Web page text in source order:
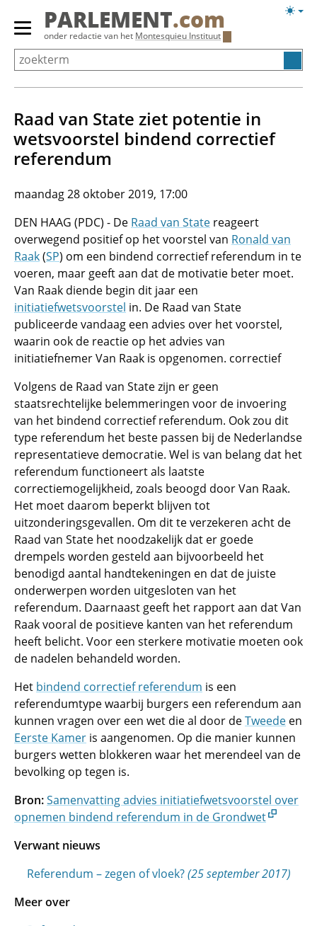
Overslaan
Primair
menu
tonen/verbergen
PARLEMENT.com
onder redactie van het Montesquieu Instituut
Raad van State ziet potentie in
wetsvoorstel bindend correctief
referendum
maandag 28 oktober 2019, 17:00
DEN HAAG (PDC) - De Raad van State reageert
overwegend positief op het voorstel van Ronald van
Raak(SP) om een bindend correctief referendum in te
voeren, maar geeft aan dat de motivatie beter moet.
Van Raak diende begin dit jaar een
initiatiefwetsvoorstel in. De Raad van State
publiceerde vandaag een advies over het voorstel,
waarin ook de reactie op het advies van
initiatiefnemer Van Raak is opgenomen. correctief
Volgens de Raad van State zijn er geen
staatsrechtelijke belemmeringen voor de invoering
van het bindend correctief referendum. Ook zou dit
type referendum het beste passen bij de Nederlandse
representatieve democratie. Wel is van belang dat het
referendum functioneert als laatste
correctiemogelijkheid, zoals beoogd door Van Raak.
Het moet daarom beperkt blijven tot
uitzonderingsgevallen. Om dit te verzekeren acht de
Raad van State het noodzakelijk dat er goede
drempels worden gesteld aan bijvoorbeeld het
benodigd aantal handtekeningen en dat de juiste
onderwerpen worden uitgesloten van het
referendum. Daarnaast geeft het rapport aan dat Van
Raak vooral de positieve kanten van het referendum
heeft belicht. Voor een sterkere motivatie moeten ook
de nadelen behandeld worden.
Het bindend correctief referendum is een
referendumtype waarbij burgers een referendum aan
kunnen vragen over een wet die al door deTweede en
Eerste Kamer is aangenomen. Op die manier kunnen
burgers wetten blokkeren waar het merendeel van de
bevolking op tegen is.
Bron:Samenvatting advies initiatiefwetsvoorstel over
opnemen bindend referendum in de Grondwet
Verwant nieuws
Referendum – zegen of vloek?(25 september 2017)
Meer over